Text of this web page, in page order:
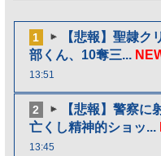
1
【悲報】聖隷
部くん、10奪三...
13:51
2
【悲報】警察に
亡くし精神的ショッ...
13:45